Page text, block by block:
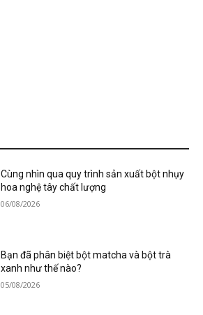
Cùng nhìn qua quy trình sản xuất bột nhụy
hoa nghệ tây chất lượng
06/08/2026
Bạn đã phân biệt bột matcha và bột trà
xanh như thế nào?
05/08/2026